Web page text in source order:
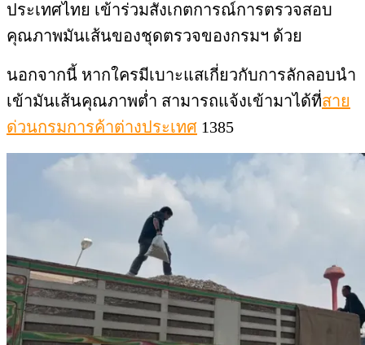
ประเทศไทย เข้าร่วมสังเกตการณ์การตรวจสอบ
คุณภาพมันเส้นของชุดตรวจของกรมฯ ด้วย
นอกจากนี้ หากใครมีเบาะแสเกี่ยวกับการลักลอบนำ
เข้ามันเส้นคุณภาพต่ำ สามารถแจ้งเข้ามาได้ที่สาย
ด่วนกรมการค้าต่างประเทศ 1385